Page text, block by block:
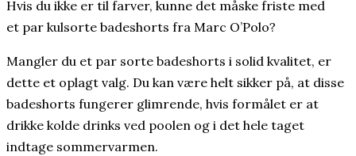
Hvis du ikke er til farver, kunne det måske friste med
et par kulsorte badeshorts fra Marc O’Polo?
Mangler du et par sorte badeshorts i solid kvalitet, er
dette et oplagt valg. Du kan være helt sikker på, at disse
badeshorts fungerer glimrende, hvis formålet er at
drikke kolde drinks ved poolen og i det hele taget
indtage sommervarmen.